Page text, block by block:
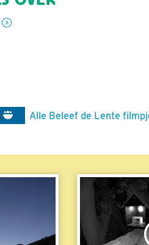
Alle Beleef de Lente